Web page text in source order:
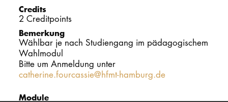
Credits
2 Creditpoints
Bemerkung
Wählbar je nach Studiengang im pädagogischem
Wahlmodul
Bitte um Anmeldung unter
catherine.fourcassie@hfmt-hamburg.de
Module